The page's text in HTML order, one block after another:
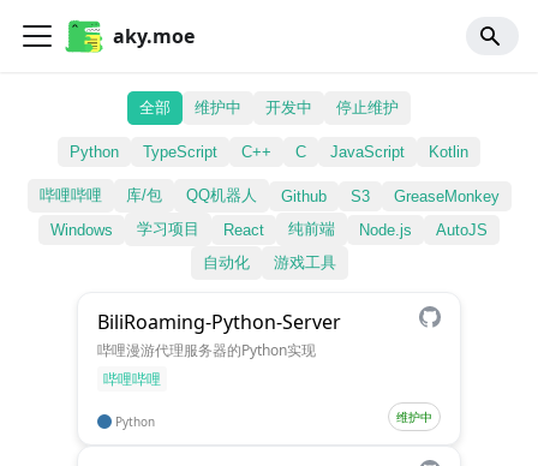
aky.moe
全部 维护中 开发中 停止维护
Python TypeScript C++ C JavaScript Kotlin
哔哩哔哩 库/包 QQ机器人 Github S3
GreaseMonkey
Windows
学习项目 React 纯前端 Node.js
AutoJS
自动化
游戏工具
维护中
BiliRoaming-Python-Server
哔哩漫游代理服务器的Python实现
哔哩哔哩
Python